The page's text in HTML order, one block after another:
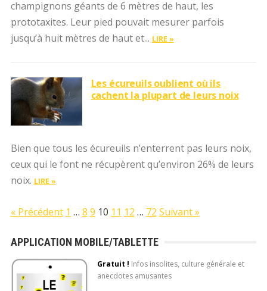
champignons géants de 6 mètres de haut, les
prototaxites. Leur pied pouvait mesurer parfois
jusqu’à huit mètres de haut et... LIRE »
Les écureuils oublient où ils
cachent la plupart de leurs noix
Bien que tous les écureuils n’enterrent pas leurs noix,
ceux qui le font ne récupèrent qu’environ 26% de leurs
noix. LIRE »
« Précédent 1 … 8 9 10 11 12 … 72 Suivant »
APPLICATION MOBILE/TABLETTE
Gratuit ! Infos insolites, culture générale et
anecdotes amusantes